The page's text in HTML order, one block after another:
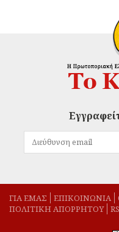
ΓΙΑ ΕΜΑΣ EΠΙΚΟΙΝΩΝΙΑ
ΠΟΛΙΤΙΚΗ ΑΠΟΡΡΗΤΟΥ